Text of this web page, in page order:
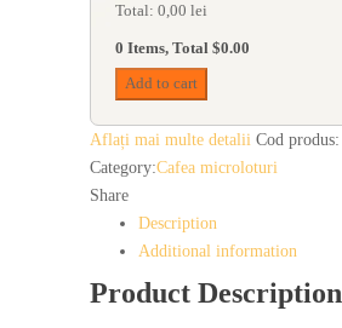
Total: 0,00 lei
0 Items, Total $0.00
Add to cart
Aflați mai multe detalii Cod produs:
Category:Cafea microloturi
Share
Description
Additional information
Product Description